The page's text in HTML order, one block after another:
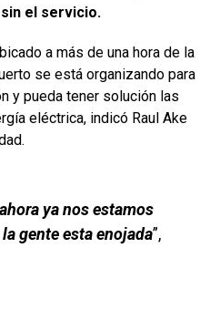
el servicio.
a más de una hora de la
se está organizando para
y pueda tener solución las
eléctrica, indicó Raul Ake
ya nos estamos
gente esta enojada”,